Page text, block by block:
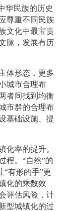
华民族的历史
尊重不同民族
文化中最宝贵
脉，发展有历
体形态，更多
城市合理布
者间找到均衡
市群的合理布
基础设施、提
率的提升。
程。“自然”的
“有形的手”更
化的乘数效
评估风险，计
型城镇化的过